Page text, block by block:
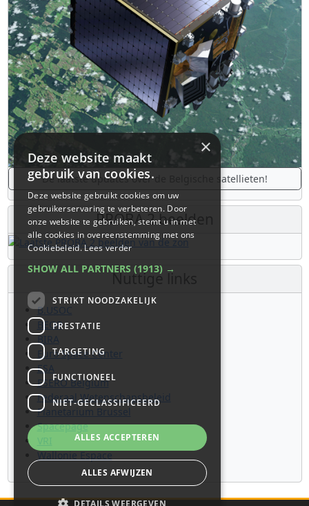
De laatste updates over de Belgische satellieten!
PROBA 2 beelden
Nuttige links
B.USOC
BEOP
BIRA
Euro Space Center
ESA
ESERO Belgium
Federaal Wetenschapsbeleid
Planetarium Brussel
Spacepage
VRI
Wallonie Espace
×
Deze website maakt
gebruik van cookies.
Deze website gebruikt cookies om uw
gebruikerservaring te verbeteren. Door
onze website te gebruiken, stemt u in met
alle cookies in overeenstemming met ons
Cookiebeleid.Lees verder
SHOW ALL PARTNERS (1913) →
STRIKT NOODZAKELIJK
PRESTATIE
TARGETING
FUNCTIONEEL
NIET-GECLASSIFICEERD
ALLES ACCEPTEREN
ALLES AFWIJZEN
DETAILS WEERGEVEN